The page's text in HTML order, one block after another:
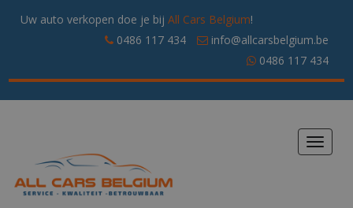
Uw auto verkopen doe je bijAll Cars Belgium!
0486 117 434
info@allcarsbelgium.be
0486 117 434
Toggle